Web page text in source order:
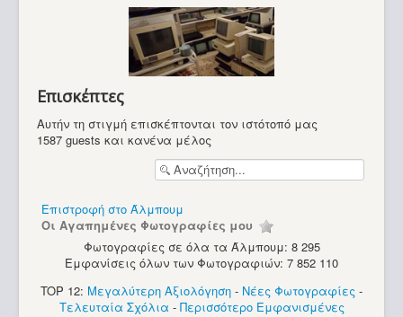
Υπολογιστές
Επισκέπτες
Αυτήν τη στιγμή επισκέπτονται τον ιστότοπό μας
1587 guests και κανένα μέλος
Επιστροφή στο Άλμπουμ
Οι Αγαπημένες Φωτογραφίες μου
Φωτογραφίες σε όλα τα Άλμπουμ: 8 295
Εμφανίσεις όλων των Φωτογραφιών: 7 852 110
TOP 12: Μεγαλύτερη Αξιολόγηση - Νέες Φωτογραφίες -
Τελευταία Σχόλια - Περισσότερο Εμφανισμένες